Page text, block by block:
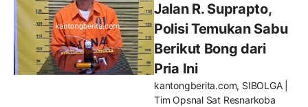
Jalan R. Suprapto,
Polisi Temukan Sabu
Berikut Bong dari
Pria Ini
kantongberita.com, SIBOLGA |
Tim Opsnal Sat Resnarkoba